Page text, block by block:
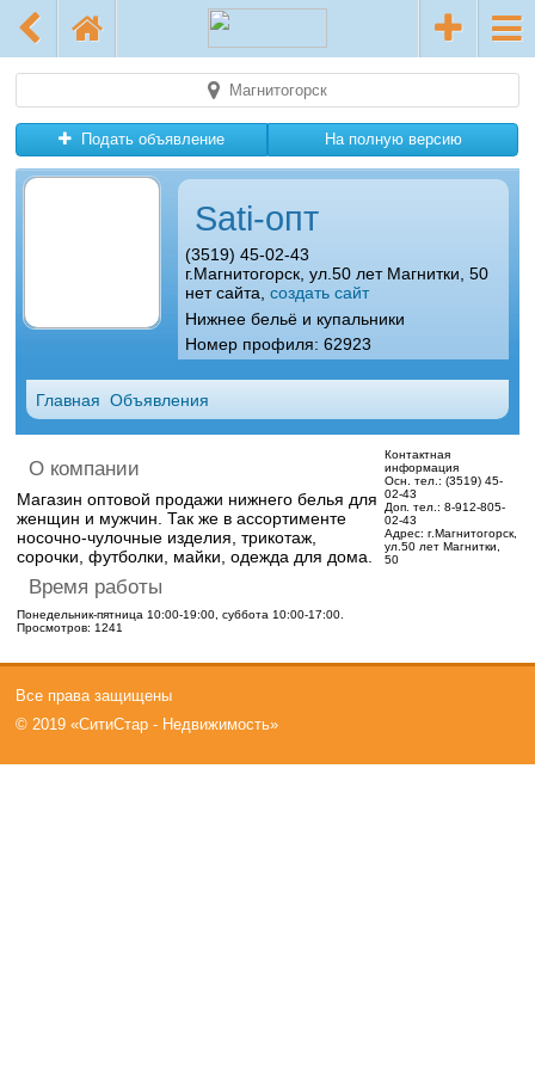
Магнитогорск
Подать объявление На полную версию
Sati-опт
(3519) 45-02-43
г.Магнитогорск, ул.50 лет Магнитки, 50
нет сайта, создать сайт
Нижнее бельё и купальники
Номер профиля: 62923
Главная Объявления
О компании
Магазин оптовой продажи нижнего белья для
женщин и мужчин. Так же в ассортименте
носочно-чулочные изделия, трикотаж,
сорочки, футболки, майки, одежда для дома.
Время работы
Понедельник-пятница 10:00-19:00, суббота 10:00-17:00.
Просмотров: 1241
Контактная
информация
Осн. тел.:(3519) 45-
02-43
Доп. тел.:8-912-805-
02-43
Адрес:г.Магнитогорск,
ул.50 лет Магнитки,
50
Все права защищены
© 2019 «СитиСтар - Недвижимость»